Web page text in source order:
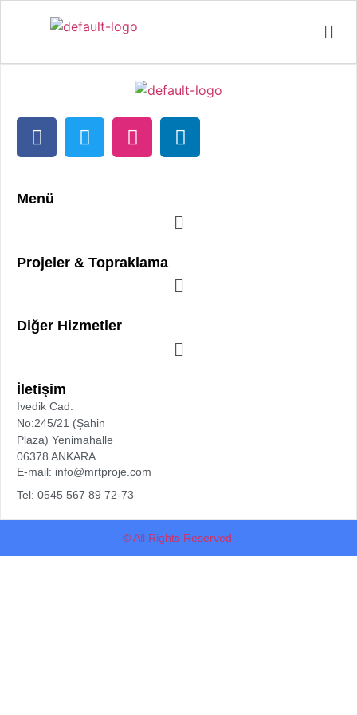
Menü
Projeler & Topraklama
Diğer Hizmetler
İletişim
İvedik Cad.
No:245/21 (Şahin
Plaza) Yenimahalle
06378 ANKARA
E-mail: info@mrtproje.com
Tel: 0545 567 89 72-73
© All Rights Reserved.